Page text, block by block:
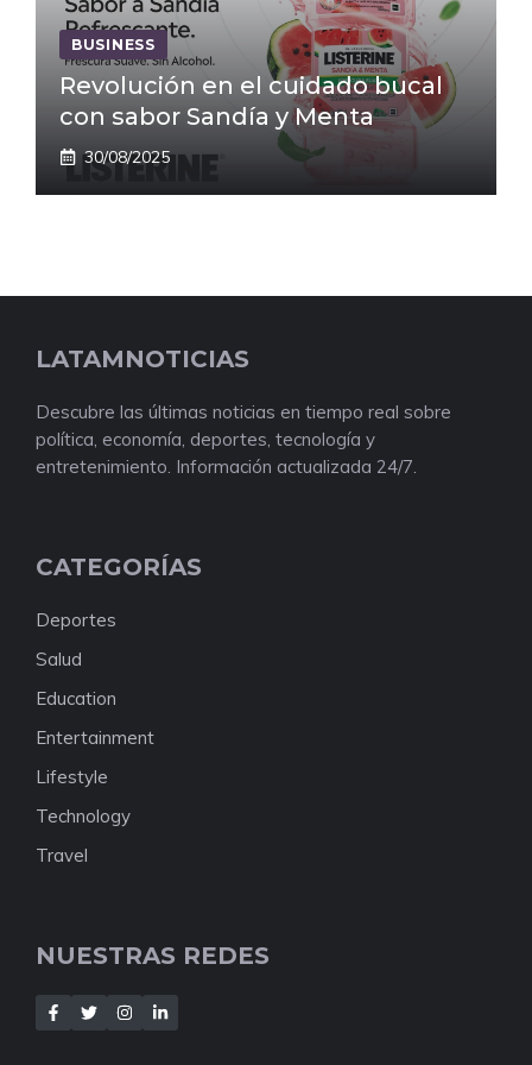
BUSINESS
Revolución en el cuidado bucal
con sabor Sandía y Menta
30/08/2025
LATAMNOTICIAS
Descubre las últimas noticias en tiempo real sobre
política, economía, deportes, tecnología y
entretenimiento. Información actualizada 24/7.
CATEGORÍAS
Deportes
Salud
Education
Entertainment
Lifestyle
Technology
Travel
NUESTRAS REDES